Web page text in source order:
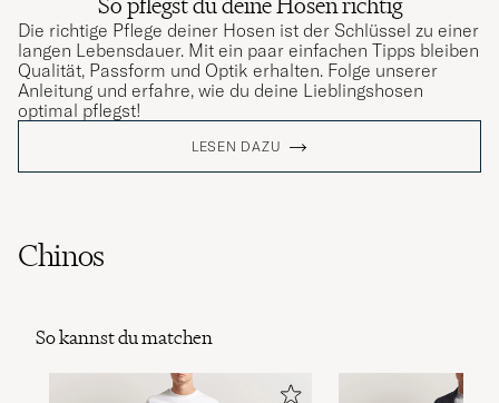
Die richtige Pflege deiner Hosen ist der Schlüssel zu einer
langen Lebensdauer. Mit ein paar einfachen Tipps bleiben
Qualität, Passform und Optik erhalten. Folge unserer
Anleitung und erfahre, wie du deine Lieblingshosen
optimal pflegst!
LESEN DAZU
Chinos
So kannst du matchen